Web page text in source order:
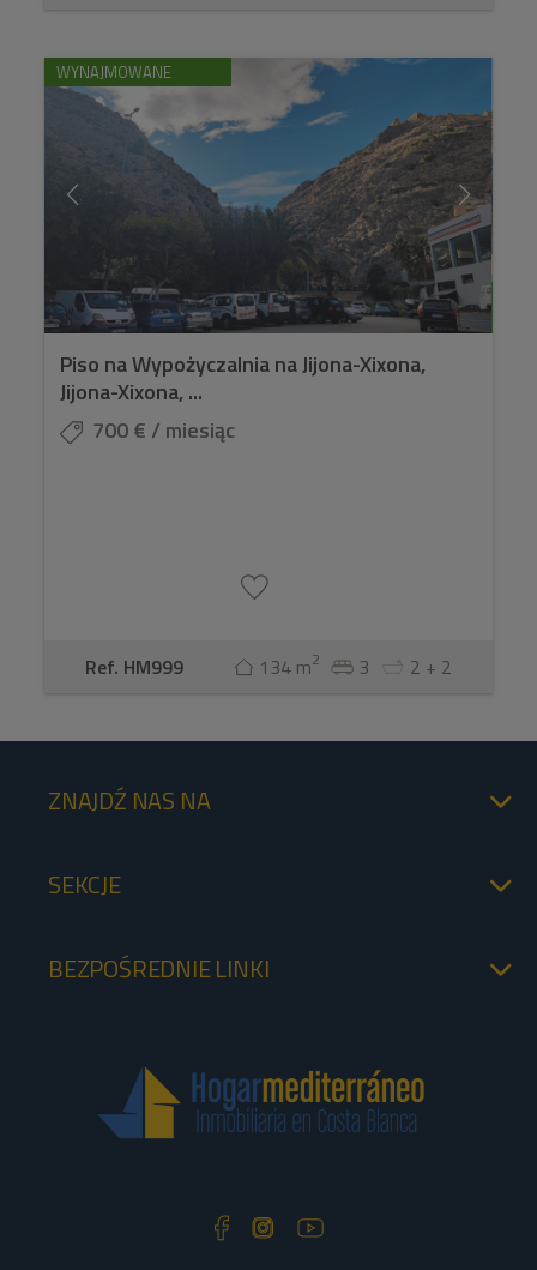
WYNAJMOWANE
Piso na Wypożyczalnia na Jijona-Xixona,
Jijona-Xixona, ...
700 € / miesiąc
Ref. HM999 134 m2 3 2 + 2
ZNAJDŹ NAS NA
SEKCJE
BEZPOŚREDNIE LINKI